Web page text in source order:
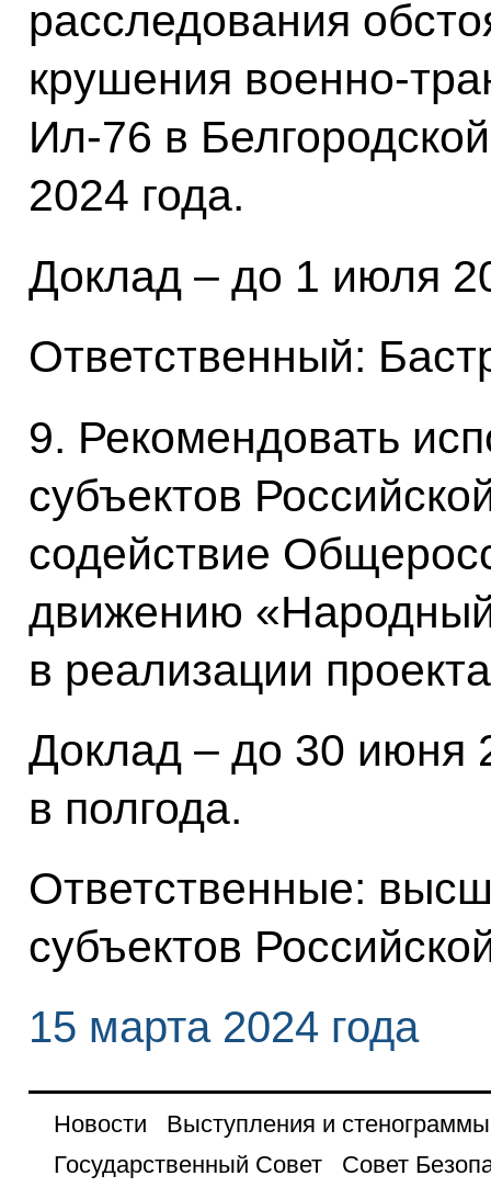
расследования
крушения военно-
Ил-76 в
2024 года.
Доклад – до 1 июля
Ответственный:
9. Рекомендовать
субъектов
содействие
движению
в реализации
Доклад – до 30 июня
в полгода.
Ответственные:
субъектов
15 марта 2024 года
Новости
Выступления и стенограммы
Государственный Совет
Совет